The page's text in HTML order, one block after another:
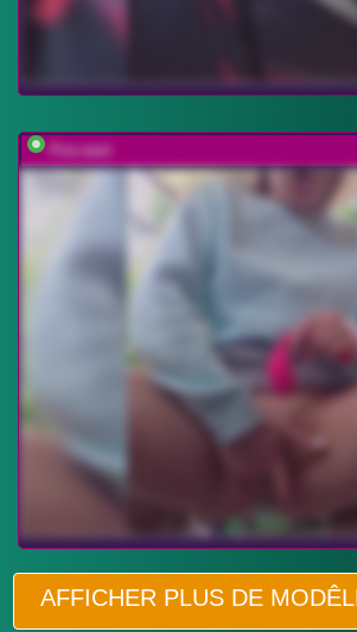
Fox-sexi
AFFICHER PLUS DE